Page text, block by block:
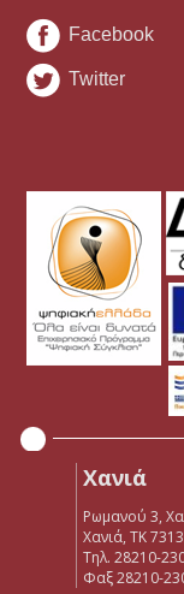
Facebook
Twitter
Χανιά
Ρωμανού 3,
Χανιά, ΤΚ
Τηλ. 28210-
Φαξ 28210-